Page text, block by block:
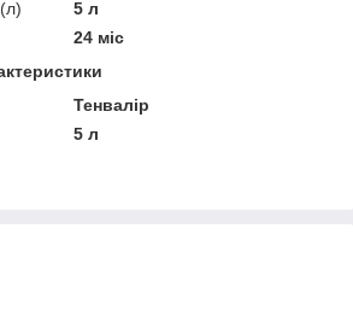
5 л
24 міс
Тенвалір
5 л